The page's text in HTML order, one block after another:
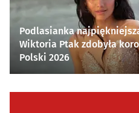
Podlasianka
Wiktoria Ptak zdobyła
Polski 2026